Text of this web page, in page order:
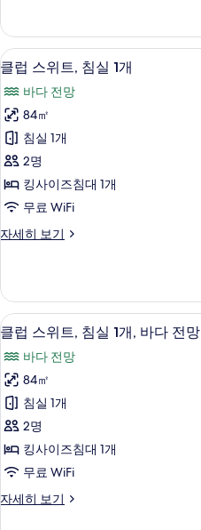
내
전
망
사
진
모
두
보
기
글
침
대
개,
시
내
전
망
자
세
히
기
클
럽
스
위
트,
침
실
개
진
모
두
보
기
8
클럽 스위트, 침실 1개
바다 전망
84㎡
침실 1개
2명
킹사이즈침대 1개
무료 WiFi
자세히 보기
클
트,
침
실
개
자
세
히
보
기
클
럽
스
위
트,
침
실
개,
7
클럽 스위트, 침실 1개, 바다 전망
바다 전망
84㎡
침실 1개
2명
킹사이즈침대 1개
무료 WiFi
자세히 보기
클